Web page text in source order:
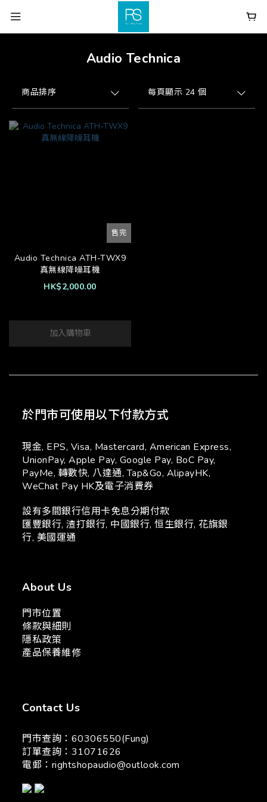
Audio Technica
商品排序 每頁顯示 24 個
售完
Audio Technica ATH-TWX9
真無線降噪耳機
HK$2,000.00
加入購物車
於門市可使用以下付款方式
現金, EPS, Visa, Mastercard, American Express,
UnionPay, Apple Pay, Google Pay, BoC Pay,
PayMe, 轉數快, 八達通, Tap&Go, AlipayHK,
WeChat Pay HK及電子消費券
設有多間銀行信用卡免息分期付款
匯豐銀行, 渣打銀行, 中國銀行, 恒生銀行, 花旗銀
行, 美國運通
About Us
門市位置
條款與細則
隱私政策
產品保養維修
Contact Us
門市查詢：60306550(Fung)
訂單查詢：31071626
電郵： rightshopaudio@outlook.com